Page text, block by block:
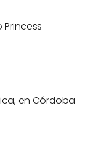
Princess
en Córdoba